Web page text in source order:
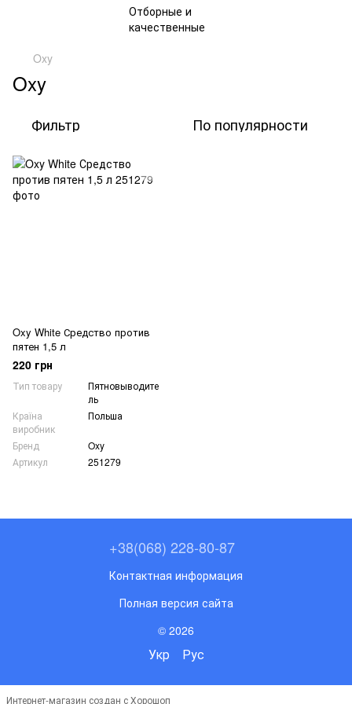
Oxy
Oxy
Фильтр По популярности
Oxy White Средство против
пятен 1,5 л
220 грн
Тип товару
Пятновыводите
ль
Країна
виробник
Польша
Бренд
Oxy
Артикул
251279
+38(068) 228-80-87
Контактная информация
Полная версия сайта
© 2026
Укр Рус
Интернет-магазин создан с Хорошоп